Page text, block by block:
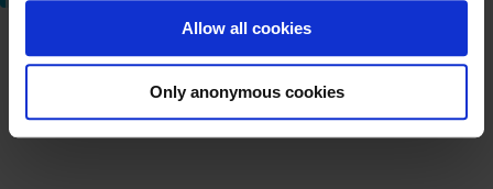
Allow all cookies
Only anonymous cookies